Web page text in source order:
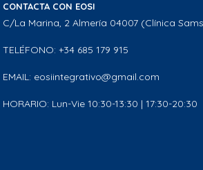
CONTACTA CON EOSI
C/La Marina, 2 Almería 04007 (Clínica
TELÉFONO: +34 685 179 915
EMAIL: eosiintegrativo@gmail.com
HORARIO: Lun-Vie 10:30-13:30 | 17:30-20:30